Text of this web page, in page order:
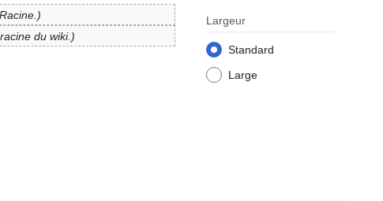
Largeur
Standard
Large
du wiki.